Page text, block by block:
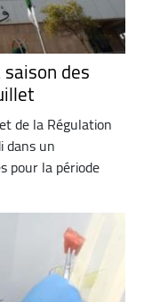
des
de la Régulation
dans un
pour la période